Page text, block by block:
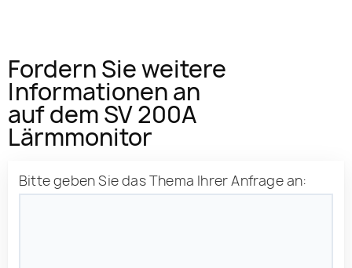
Fordern Sie weitere
Informationen an
auf dem SV 200A
Lärmmonitor
Bitte geben Sie das Thema Ihrer Anfrage an: